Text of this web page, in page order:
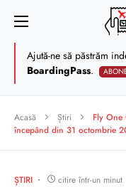
Ajută-ne să păstrăm
BoardingPass.
Acasă Știri
Fly
începând din 31 octombrie
ȘTIRI citire într-un minut